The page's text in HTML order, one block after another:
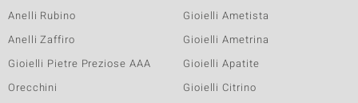
Anelli Rubino
Anelli Zaffiro
Gioielli Pietre Preziose AAA
Orecchini
Gioielli Ametista
Gioielli Ametrina
Gioielli Apatite
Gioielli Citrino